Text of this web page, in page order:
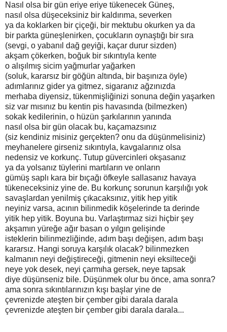
Nasıl olsa bir gün eriye eriye tükenecek Güneş,
nasıl olsa düşeceksiniz bir kaldırıma, severken
ya da koklarken bir çiçeği, bir mektubu okurken ya da
bir parkta güneşlenirken, çocukların oynaştığı bir sıra
(sevgi, o yabanıl dağ geyiği, kaçar durur sizden)
akşam çökerken, boğuk bir sıkıntıyla kente
o alışılmış sicim yağmurlar yağarken
(soluk, kararsız bir göğün altında, bir başınıza öyle)
adımlarınız gider ya gitmez, sigaranız ağzınızda
merhaba diyensiz, tükenmişliğinizi sonuna değin yaşarken
siz var mısınız bu kentin pis havasında (bilmezken)
sokak kedilerinin, o hüzün şarkılarının yanında
nasıl olsa bir gün olacak bu, kaçamazsınız
(siz kendiniz misiniz gerçekten? onu da düşünmelisiniz)
meyhanelere girseniz sıkıntıyla, kavgalarınız olsa
nedensiz ve korkunç. Tutup güvercinleri okşasanız
ya da yolsanız tüylerini martıların ve onların
gümüş saplı kara bir bıçağı öfkeyle sallasanız havaya
tükeneceksiniz yine de. Bu korkunç sorunun karşılığı yok
savaşlardan yenilmiş çıkacaksınız, yitik hep yitik
neyiniz varsa, acının bilinmedik köşelerinde ta derinde
yitik hep yitik. Boyuna bu. Varlaştırmaz sizi hiçbir şey
akşamın yüreğe ağır basan o yılgın gelişinde
isteklerin bilinmezliğinde, adım başı değişen, adım başı
kararsız. Hangi soruya karşılık olacak? bilinmezken
kalmanın neyi değiştireceği, gitmenin neyi eksilteceği
neye yok desek, neyi çarmıha gersek, neye tapsak
diye düşünseniz bile. Düşünmek olur bu önce, ama sonra?
ama sonra sıkıntılarınızın kışı başlar yine de
çevrenizde ateşten bir çember gibi darala darala
çevrenizde ateşten bir çember gibi darala darala...